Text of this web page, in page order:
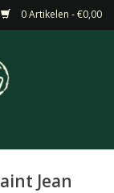
0 Artikelen - €0,00
Jean